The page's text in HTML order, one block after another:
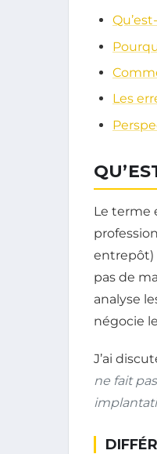
Les
Le terme
entrepôt)
pas de
analyse
négocie
J’ai
ne fait